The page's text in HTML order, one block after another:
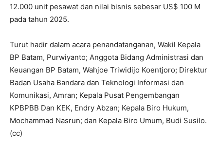
12.000 unit pesawat dan nilai bisnis sebesar US$ 100 M
pada tahun 2025.
Turut hadir dalam acara penandatanganan, Wakil Kepala
BP Batam, Purwiyanto; Anggota Bidang Administrasi dan
Keuangan BP Batam, Wahjoe Triwidijo Koentjoro; Direktur
Badan Usaha Bandara dan Teknologi Informasi dan
Komunikasi, Amran; Kepala Pusat Pengembangan
KPBPBB Dan KEK, Endry Abzan; Kepala Biro Hukum,
Mochammad Nasrun; dan Kepala Biro Umum, Budi Susilo.
(cc)